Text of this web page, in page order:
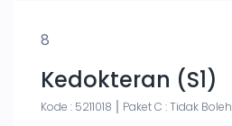
8
Kedokteran (S1)
Kode : 5211018
Paket C : Tidak Boleh